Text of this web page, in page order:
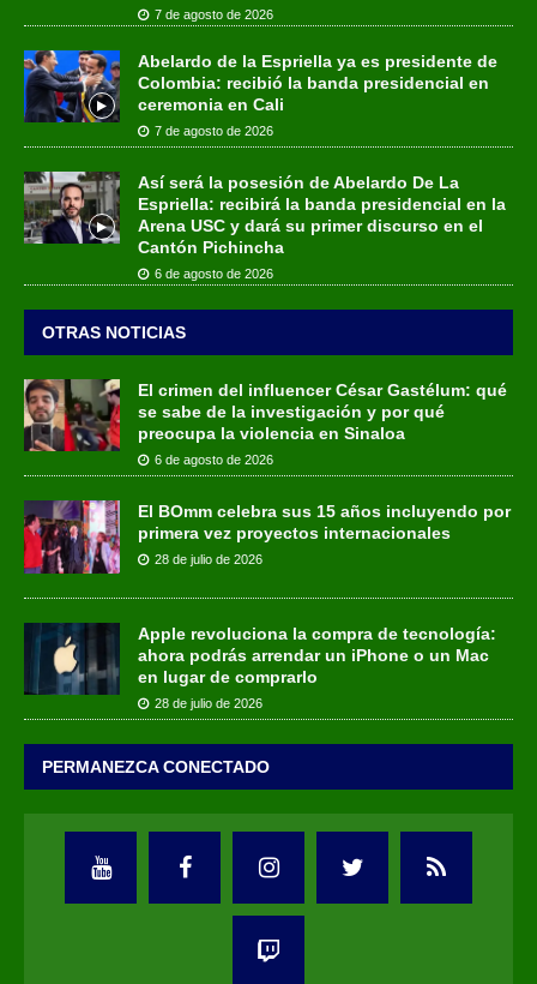
7 de agosto de 2026
Abelardo de la Espriella ya es presidente de
Colombia: recibió la banda presidencial en
ceremonia en Cali
7 de agosto de 2026
Así será la posesión de Abelardo De La
Espriella: recibirá la banda presidencial en la
Arena USC y dará su primer discurso en el
Cantón Pichincha
6 de agosto de 2026
OTRAS NOTICIAS
El crimen del influencer César Gastélum: qué
se sabe de la investigación y por qué
preocupa la violencia en Sinaloa
6 de agosto de 2026
El BOmm celebra sus 15 años incluyendo por
primera vez proyectos internacionales
28 de julio de 2026
Apple revoluciona la compra de tecnología:
ahora podrás arrendar un iPhone o un Mac
en lugar de comprarlo
28 de julio de 2026
PERMANEZCA CONECTADO